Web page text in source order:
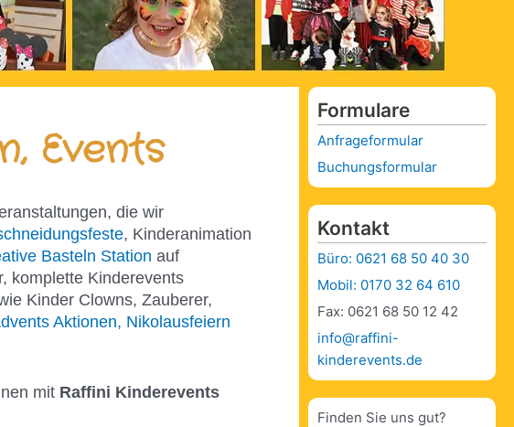
Events
die wir
, Kinderanimation
Basteln Station auf
komplette Kinderevents
Kinder Clowns, Zauberer,
Aktionen, Nikolausfeiern
mit Raffini Kinderevents
Formulare
Anfrageformular
Buchungsformular
Kontakt
Büro: 0621 68 50 40 30
Mobil: 0170 32 64 610
Fax: 0621 68 50 12 42
info@raffini-
kinderevents.de
Finden Sie uns gut?